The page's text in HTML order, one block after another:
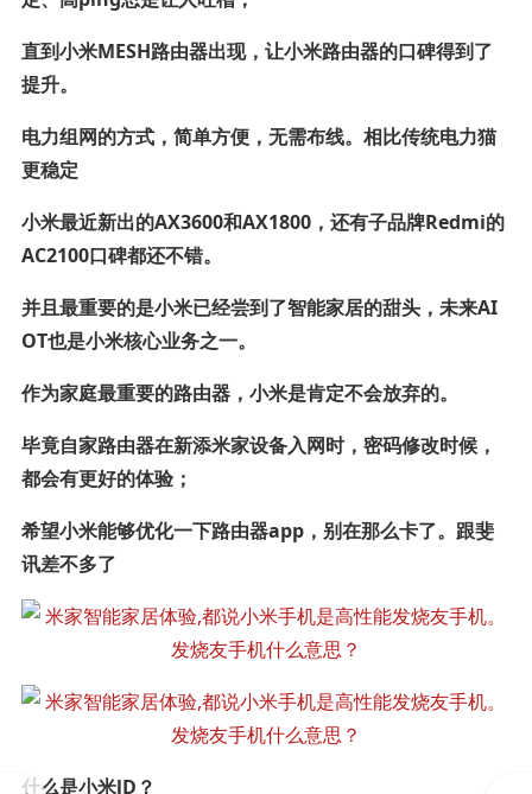
直到小米MESH路由器出现，让小米路由器的口碑得到了
提升。
电力组网的方式，简单方便，无需布线。相比传统电力猫
更稳定
小米最近新出的AX3600和AX1800，还有子品牌Redmi的
AC2100口碑都还不错。
并且最重要的是小米已经尝到了智能家居的甜头，未来AI
OT也是小米核心业务之一。
作为家庭最重要的路由器，小米是肯定不会放弃的。
毕竟自家路由器在新添米家设备入网时，密码修改时候，
都会有更好的体验；
希望小米能够优化一下路由器app，别在那么卡了。跟斐
讯差不多了
什么是小米lD？